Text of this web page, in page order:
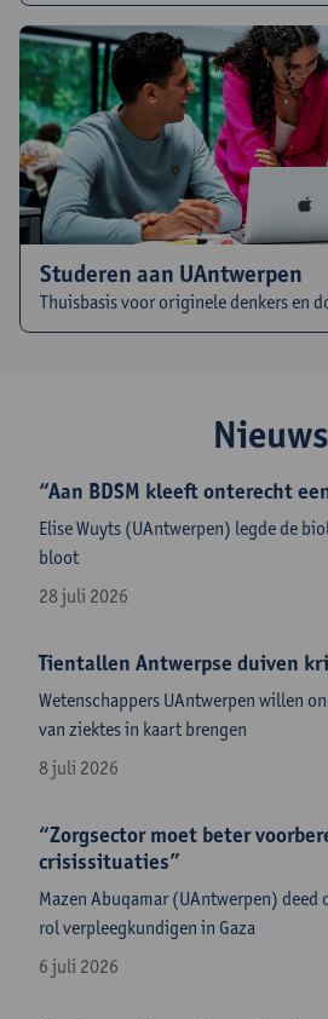
Studeren aan UAntwerpen
Thuisbasis voor originele denkers en
Nieuws
“Aan BDSM kleeft onterecht
Elise Wuyts (UAntwerpen) legde de
bloot
28 juli 2026
Tientallen Antwerpse duiven
Wetenschappers UAntwerpen willen
van ziektes in kaart brengen
8 juli 2026
“Zorgsector moet beter
crisissituaties”
Mazen Abuqamar (UAntwerpen) deed
rol verpleegkundigen in Gaza
6 juli 2026